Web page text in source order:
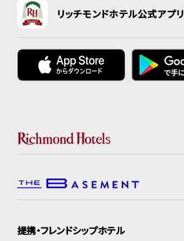
リッチモンドホテル公式アプリ
提携・フレンドシップホテル